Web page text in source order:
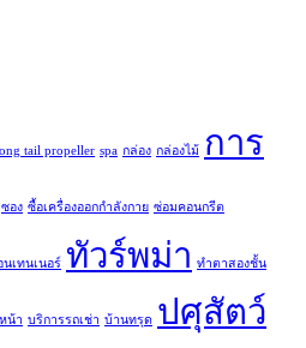
tail propeller spa กล่อง กล่องไม้
การ
ซอง ซื้อเครื่องออกกำลังกาย ซ่อมคอนกรีต
เทนเนอร์ ทัวร์พม่า ทำตาสองชั้น
น้า บริการรถเช่า บ้านทรุด ปศุสัตว์